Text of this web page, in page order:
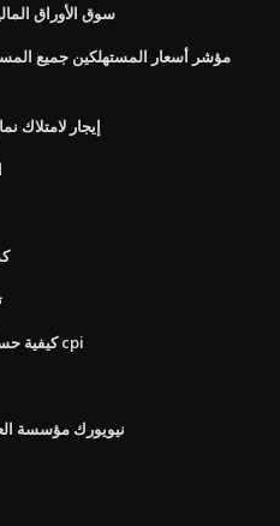
سوق الأوراق المالية في الصين
مؤشر أسعار المستهلكين جميع
إيجار لامتلاك
كيفية حساب معدل التضخم المتوسط ​​باستخدام cpi
نيويورك مؤسسة